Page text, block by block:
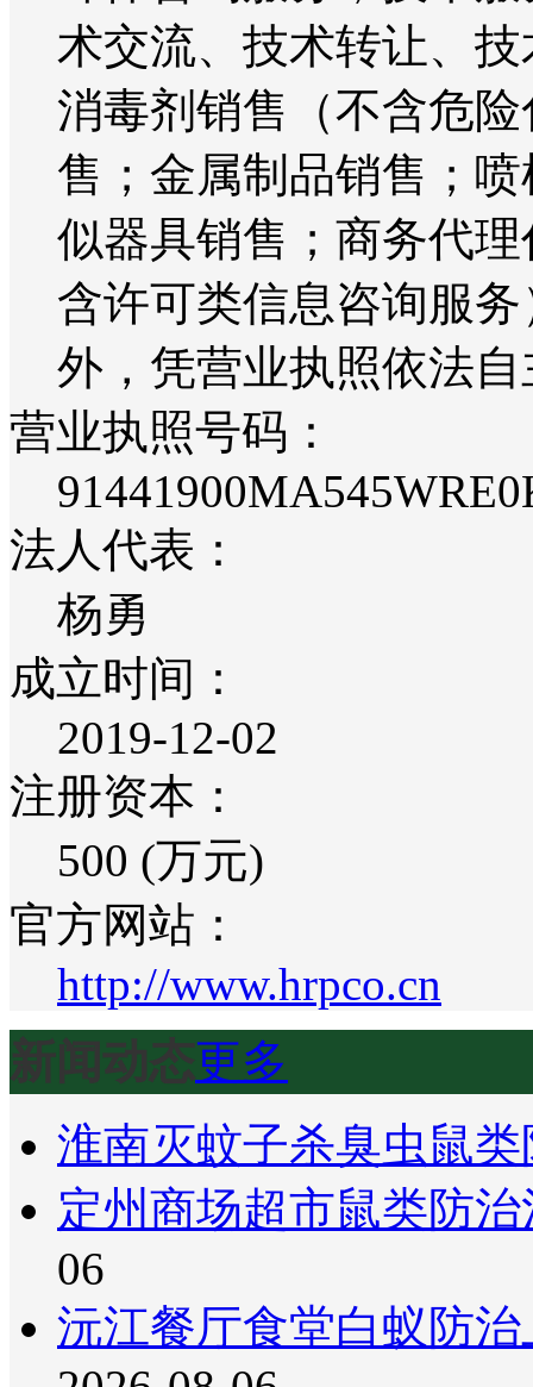
术交流、技术转让、
消毒剂销售（不含危
售；金属制品销售；
似器具销售；商务代
含许可类信息咨询服
外，凭营业执照依法
营业执照号码：
法人代表：
杨勇
成立时间：
2019-12-02
注册资本：
500 (万元)
官方网站：
http://www.hrpco.cn
新闻动态更多
淮南灭蚊子杀臭虫鼠
定州商场超市鼠类防
06
沅江餐厅食堂白蚁防